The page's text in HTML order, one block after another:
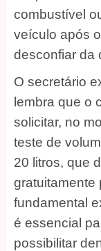
combustível
veículo após
desconfiar da
O secretário
lembra que o
solicitar, no
teste de
20 litros, que
gratuitamente
fundamental
é essencial
possibilitar